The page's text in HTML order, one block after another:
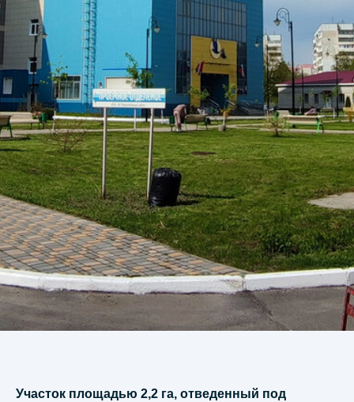
Участок площадью 2,2 га, отведенный под